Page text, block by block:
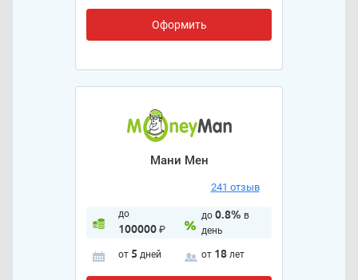
Оформить
Мани Мен
241 отзыв
до
100000₽
до 0.8% в
день
от 5 дней от 18 лет